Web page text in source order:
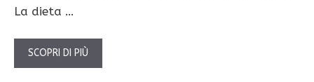
La dieta …
SCOPRI DI PIÙ